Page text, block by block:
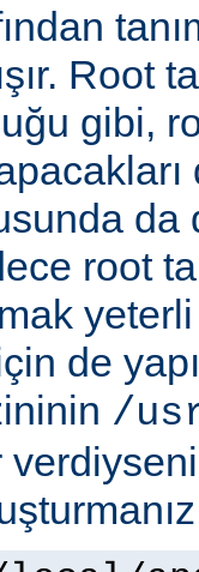
Root
gibi,
da
root
de
/